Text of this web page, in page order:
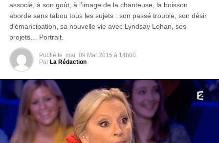
associé, à son goût, à l’image de la chanteuse, la boisson
aborde sans tabou tous les sujets : son passé trouble, son désir
d’émancipation, sa nouvelle vie avec Lyndsay Lohan, ses
projets… Portrait.
Publié le mar 09 Mar 2015 à 14h00
Par La Rédaction